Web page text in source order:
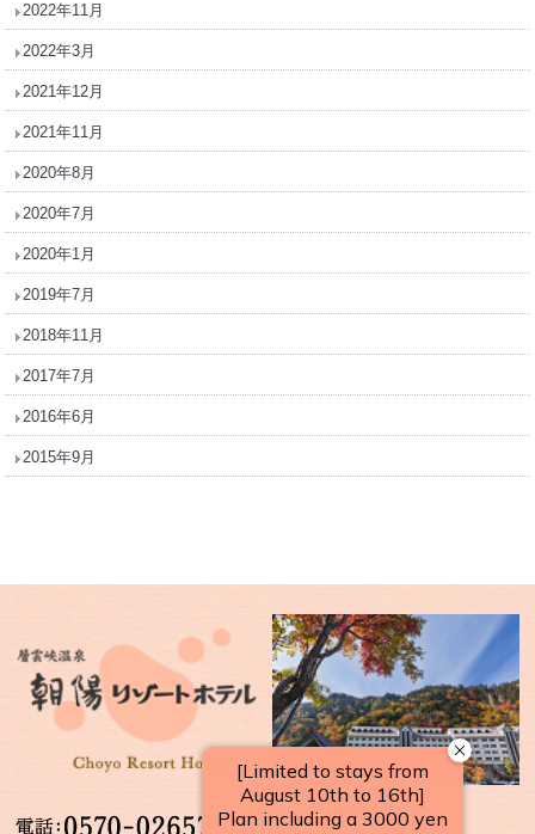
2022年11月
2022年3月
2021年12月
2021年11月
2020年8月
2020年7月
2020年1月
2019年7月
2018年11月
2017年7月
2016年6月
2015年9月
【受付時間】